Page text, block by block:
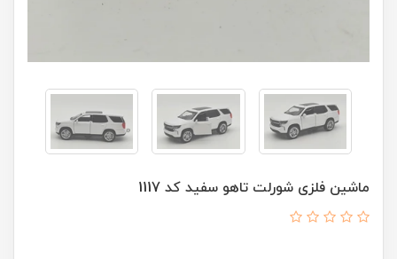
ماشین فلزی شورلت تاهو سفید کد 1117